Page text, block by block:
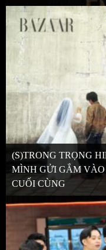
(S)TRONG TRỌNG
MÌNH GỬI GẮM
CUỐI CÙNG